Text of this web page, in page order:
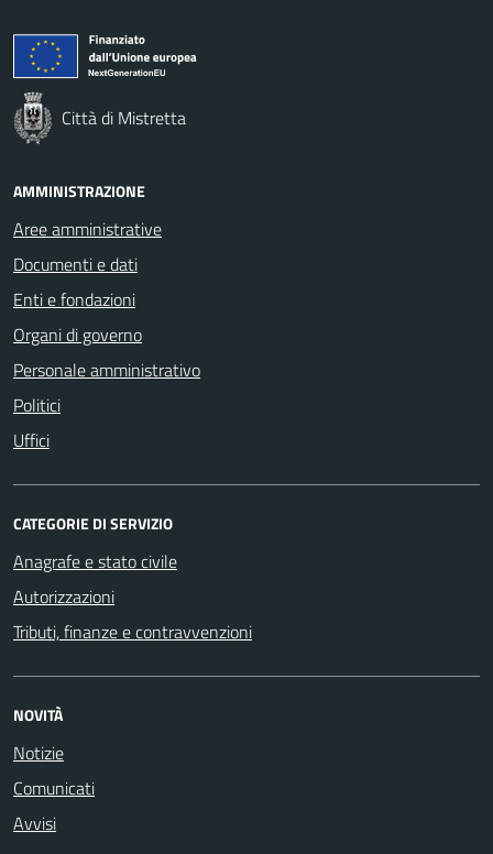
Città di Mistretta
AMMINISTRAZIONE
Aree amministrative
Documenti e dati
Enti e fondazioni
Organi di governo
Personale amministrativo
Politici
Uffici
CATEGORIE DI SERVIZIO
Anagrafe e stato civile
Autorizzazioni
Tributi, finanze e contravvenzioni
NOVITÀ
Notizie
Comunicati
Avvisi